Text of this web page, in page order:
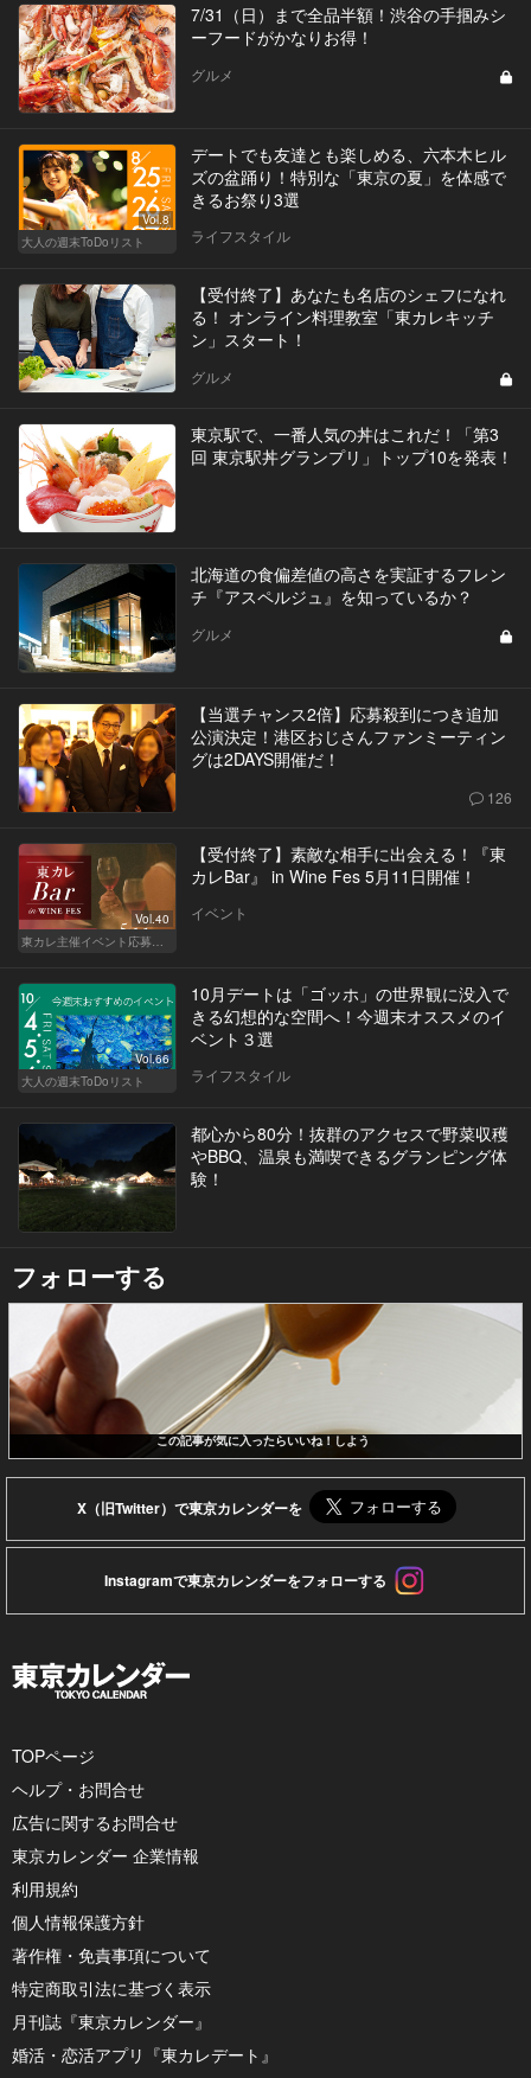
7/31（日）まで全品半額！渋谷の手掴みシ
ーフードがかなりお得！
グルメ
Vol.8
大人の週末ToDoリスト
デートでも友達とも楽しめる、六本木ヒル
ズの盆踊り！特別な「東京の夏」を体感で
きるお祭り3選
ライフスタイル
【受付終了】あなたも名店のシェフになれ
る！ オンライン料理教室「東カレキッチ
ン」スタート！
グルメ
東京駅で、一番人気の丼はこれだ！「第3
回 東京駅丼グランプリ」トップ10を発表！
北海道の食偏差値の高さを実証するフレン
チ『アスペルジュ』を知っているか？
グルメ
【当選チャンス2倍】応募殺到につき追加
公演決定！港区おじさんファンミーティン
グは2DAYS開催だ！
126
Vol.40
東カレ主催イベント応募詳細記事一覧
【受付終了】素敵な相手に出会える！『東
カレBar』 in Wine Fes 5月11日開催！
イベント
Vol.66
大人の週末ToDoリスト
10月デートは「ゴッホ」の世界観に没入で
きる幻想的な空間へ！今週末オススメのイ
ベント３選
ライフスタイル
都心から80分！抜群のアクセスで野菜収穫
やBBQ、温泉も満喫できるグランピング体
験！
フォローする
この記事が気に入ったらいいね！しよう
X（旧Twitter）で東京カレンダーを
Instagramで東京カレンダーをフォローする
TOPページ
ヘルプ・お問合せ
広告に関するお問合せ
東京カレンダー 企業情報
利用規約
個人情報保護方針
著作権・免責事項について
特定商取引法に基づく表示
月刊誌『東京カレンダー』
婚活・恋活アプリ『東カレデート』